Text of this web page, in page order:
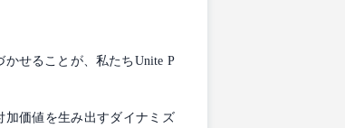
せることが、私たちUnite P
加価値を生み出すダイナミズ